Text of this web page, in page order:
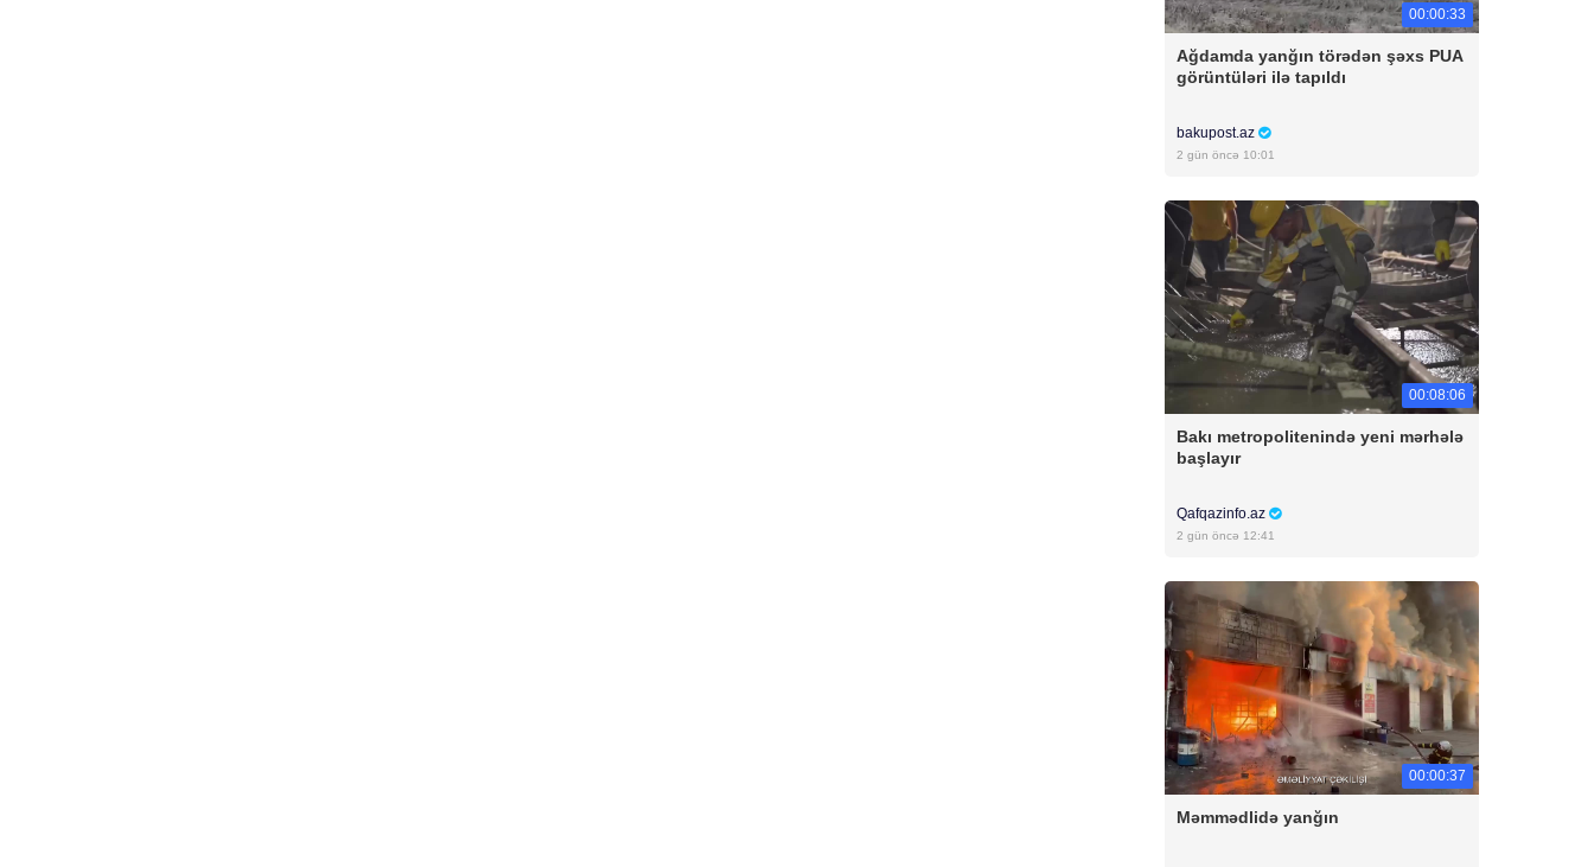
00:00:33
Ağdamda yanğın törədən şəxs PUA
görüntüləri ilə tapıldı
bakupost.az
2 gün öncə 10:01
00:08:06
Bakı metropolitenində yeni mərhələ
başlayır
Qafqazinfo.az
2 gün öncə 12:41
00:00:37
Məmmədlidə yanğın